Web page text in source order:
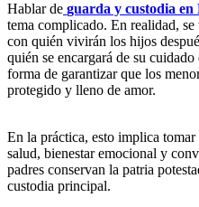
Hablar de guarda y custodia
tema complicado. En realidad,
con quién vivirán los hijos
quién se encargará de su
forma de garantizar que los
protegido y lleno de amor.
En la práctica, esto implica
salud, bienestar emocional y
padres conservan la patria
custodia principal.